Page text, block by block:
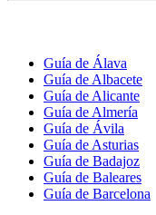
Guía de Álava
Guía de Albacete
Guía de Alicante
Guía de Almería
Guía de Ávila
Guía de Asturias
Guía de Badajoz
Guía de Baleares
Guía de Barcelona